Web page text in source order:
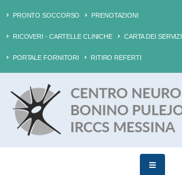
PRONTO SOCCORSO PRENOTAZIONI
RICOVERI - CARTELLE CLINICHE CARTA DEI SERVIZI
PORTALE FORNITORI RITIRO REFERTI